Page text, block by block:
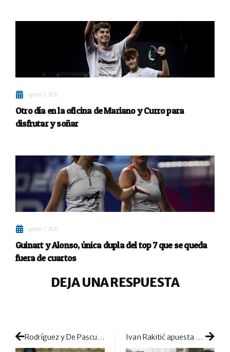
agosto 7, 2026
Otro día en la oficina de Mariano y Curro para
disfrutar y soñar
agosto 7, 2026
Guinart y Alonso, única dupla del top 7 que se queda
fuera de cuartos
DEJA UNA RESPUESTA
Rodríguez y De Pascual incendian Buenos Aires eliminando a la pareja 16 Ivan Rakitić apuesta por NOX y se une a la creciente pasión del fútbol por el pádel